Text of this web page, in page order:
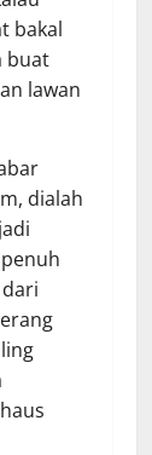
bakal
buat
lawan
dialah